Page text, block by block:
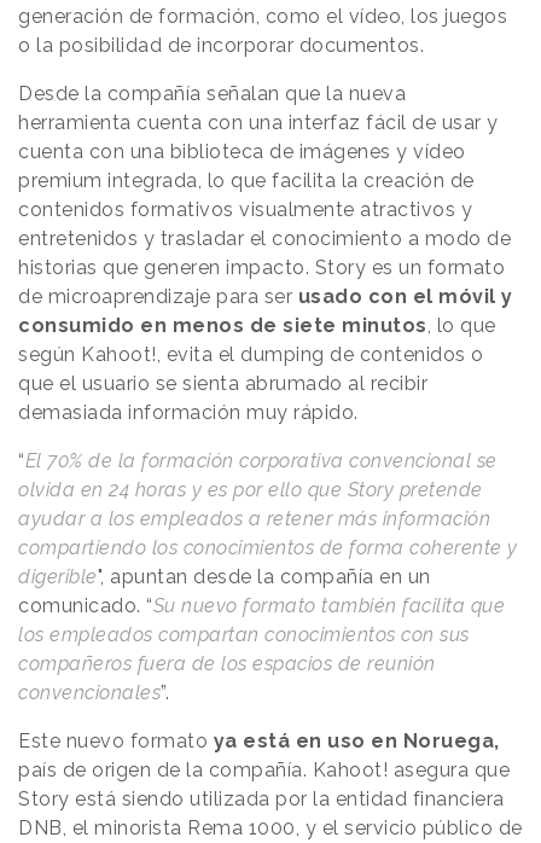
generación de formación, como el vídeo, los juegos
o la posibilidad de incorporar documentos.
Desde la compañía señalan que la nueva
herramienta cuenta con una interfaz fácil de usar y
cuenta con una biblioteca de imágenes y vídeo
premium integrada, lo que facilita la creación de
contenidos formativos visualmente atractivos y
entretenidos y trasladar el conocimiento a modo de
historias que generen impacto. Story es un formato
de microaprendizaje para ser usado con el móvil y
consumido en menos de siete minutos , lo que
según Kahoot!, evita el dumping de contenidos o
que el usuario se sienta abrumado al recibir
demasiada información muy rápido.
“El 70% de la formación corporativa convencional se
olvida en 24 horas y es por ello que Story pretende
ayudar a los empleados a retener más información
compartiendo los conocimientos de forma coherente y
digerible", apuntan desde la compañía en un
comunicado. “Su nuevo formato también facilita que
los empleados compartan conocimientos con sus
compañeros fuera de los espacios de reunión
convencionales”.
Este nuevo formato ya está en uso en Noruega,
país de origen de la compañía. Kahoot! asegura que
Story está siendo utilizada por la entidad financiera
DNB, el minorista Rema 1000, y el servicio público de